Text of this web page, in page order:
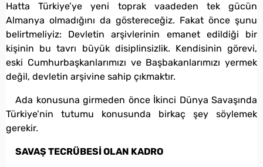
Hatta Türkiye’ye yeni toprak vaadeden tek gücün
Almanya olmadığını da göstereceğiz. Fakat önce şunu
belirtmeliyiz: Devletin arşivlerinin emanet edildiği bir
kişinin bu tavrı büyük disiplinsizlik. Kendisinin görevi,
eski Cumhurbaşkanlarımızı ve Başbakanlarımızı yermek
değil, devletin arşivine sahip çıkmaktır.
Ada konusuna girmeden önce İkinci Dünya Savaşında
Türkiye’nin tutumu konusunda birkaç şey söylemek
gerekir.
SAVAŞ TECRÜBESİ OLAN KADRO